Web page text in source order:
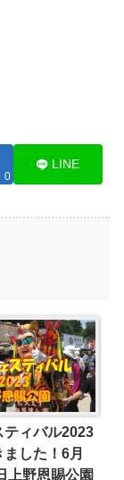
0
LINE
ティバル2023
した！6月
上野恩賜公園